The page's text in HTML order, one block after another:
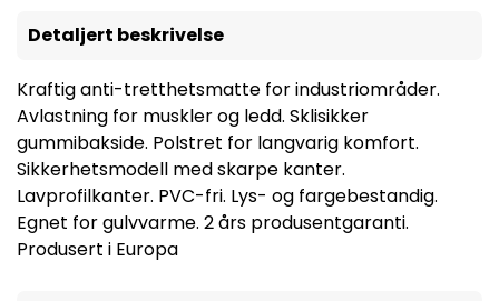
Detaljert beskrivelse
Kraftig anti-tretthetsmatte for industriområder.
Avlastning for muskler og ledd. Sklisikker
gummibakside. Polstret for langvarig komfort.
Sikkerhetsmodell med skarpe kanter.
Lavprofilkanter. PVC-fri. Lys- og fargebestandig.
Egnet for gulvvarme. 2 års produsentgaranti.
Produsert i Europa